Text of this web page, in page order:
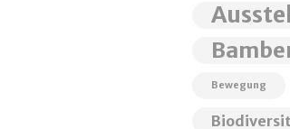
Bewegung